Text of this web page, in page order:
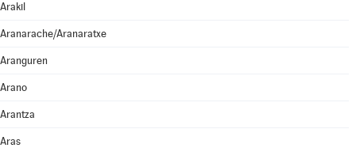
Arakil
Aranarache/Aranaratxe
Aranguren
Arano
Arantza
Aras